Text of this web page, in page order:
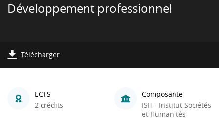
Développement professionnel
Télécharger
ECTS
2 crédits
Composante
ISH - Institut Sociétés
et Humanités